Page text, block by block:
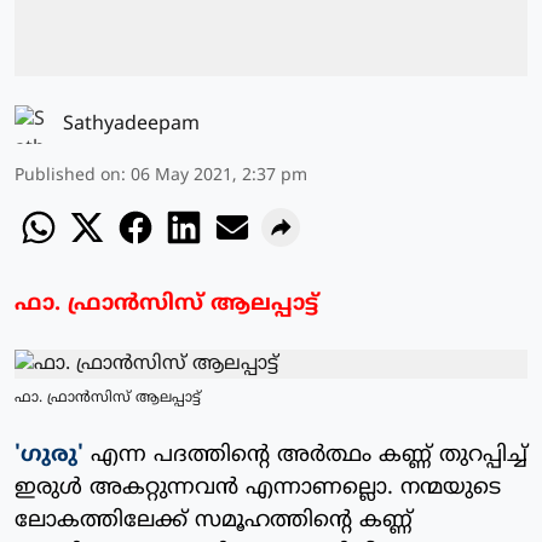
Sathyadeepam
Published on: 06 May 2021, 2:37 pm
ഫാ. ഫ്രാന്‍സിസ് ആലപ്പാട്ട്
ഫാ. ഫ്രാന്‍സിസ് ആലപ്പാട്ട്
'ഗുരു' എന്ന പദത്തിന്റെ അര്‍ത്ഥം കണ്ണ് തുറപ്പിച്ച്
ഇരുള്‍ അകറ്റുന്നവന്‍ എന്നാണല്ലൊ. നന്മയുടെ
ലോകത്തിലേക്ക് സമൂഹത്തിന്റെ കണ്ണ്